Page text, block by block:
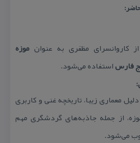
كاروانسرای مظفری به عنوان موزه
فارساستفاده می‌شود.
معماری زیبا، تاریخچه غنی و كاربری
از جمله جاذبه‌های گردشگری مهم
می‌شود.